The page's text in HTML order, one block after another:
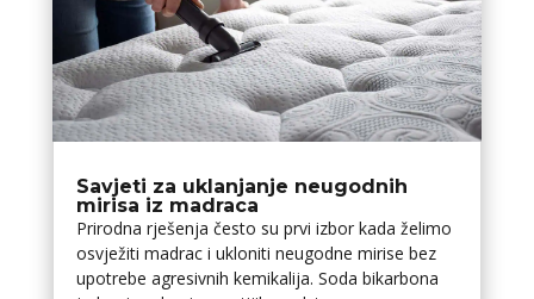
Savjeti za uklanjanje neugodnih
mirisa iz madraca
Prirodna rješenja često su prvi izbor kada želimo
osvježiti madrac i ukloniti neugodne mirise bez
upotrebe agresivnih kemikalija. Soda bikarbona